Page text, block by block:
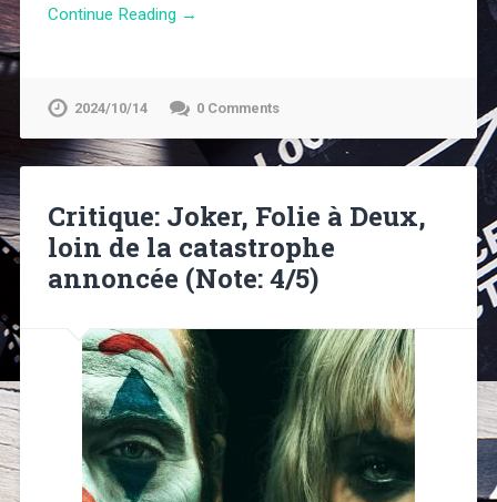
Continue Reading →
2024/10/14 0 Comments
Critique: Joker, Folie à Deux,
loin de la catastrophe
annoncée (Note: 4/5)